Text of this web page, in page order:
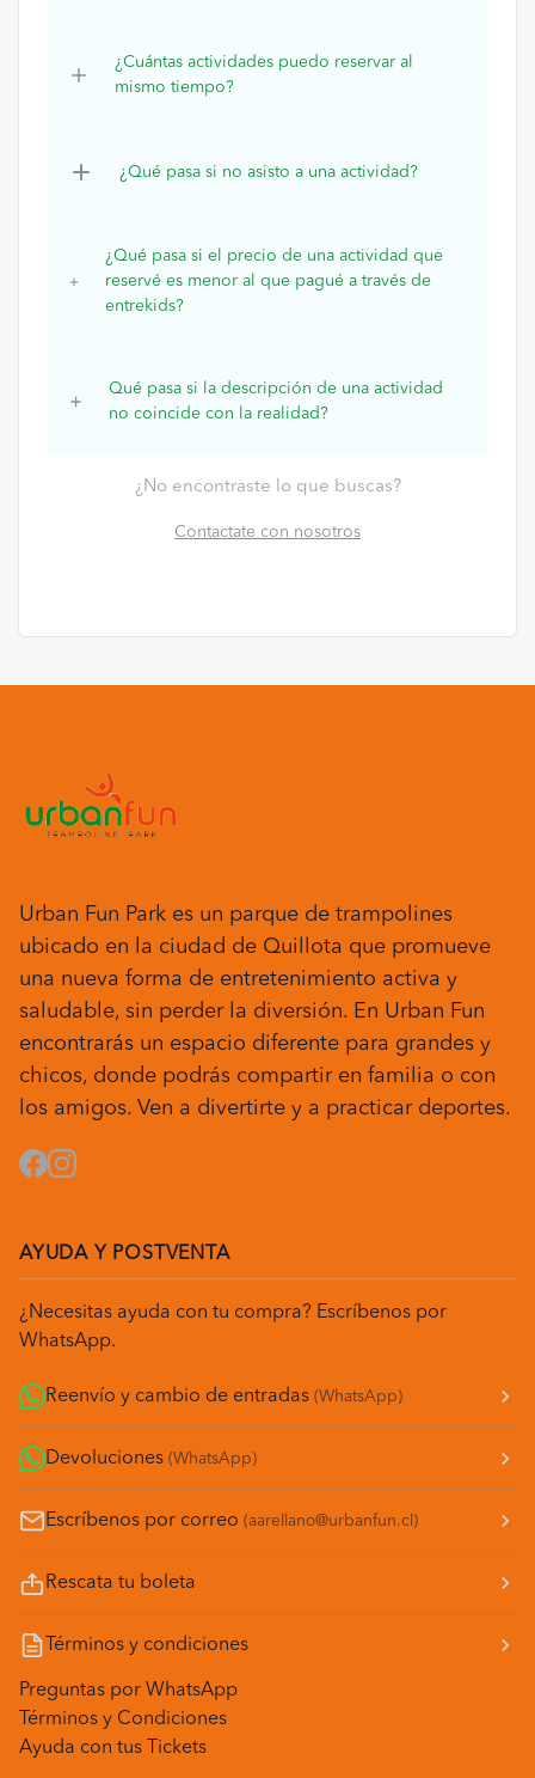
¿Cuántas actividades puedo reservar al
mismo tiempo?
¿Qué pasa si no asisto a una actividad?
¿Qué pasa si el precio de una actividad que
reservé es menor al que pagué a través de
entrekids?
Qué pasa si la descripción de una actividad
no coincide con la realidad?
¿No encontraste lo que buscas?
Contactate con nosotros
Urban Fun Park es un parque de trampolines
ubicado en la ciudad de Quillota que promueve
una nueva forma de entretenimiento activa y
saludable, sin perder la diversión. En Urban Fun
encontrarás un espacio diferente para grandes y
chicos, donde podrás compartir en familia o con
los amigos. Ven a divertirte y a practicar deportes.
Facebook
Instagram
AYUDA Y POSTVENTA
¿Necesitas ayuda con tu compra? Escríbenos por
WhatsApp.
Reenvío y cambio de entradas (WhatsApp)
Devoluciones (WhatsApp)
Escríbenos por correo (aarellano@urbanfun.cl)
Rescata tu boleta
Términos y condiciones
Preguntas por WhatsApp
Términos y Condiciones
Ayuda con tus Tickets